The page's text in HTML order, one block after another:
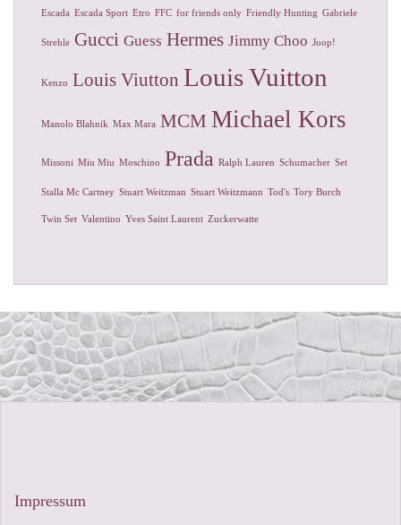
Escada Escada Sport Etro FFC for friends only Friendly Hunting Gabriele
Strehle Gucci Guess Hermes Jimmy Choo Joop!
Kenzo Louis Viutton Louis Vuitton
Manolo Blahnik Max Mara MCM Michael Kors
Missoni Miu Miu Moschino Prada Ralph Lauren Schumacher Set
Stalla Mc Cartney Stuart Weitzman Stuart Weitzmann Tod's Tory Burch
Twin Set Valentino Yves Saint Laurent Zuckerwatte
Impressum